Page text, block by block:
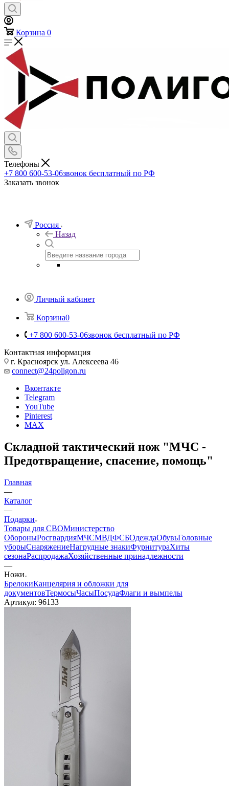
0
Телефоны
+7 800 600-53-06
Заказать звонок
Личный кабинет
Корзина0
+7 800 600-53-06
Контактная информация
г. Красноярск ул. Алексеева 46
connect@24poligon.ru
Вконтакте
Telegram
YouTube
MAX
Складной тактический нож "МЧС -
Предотвращение, спасение, помощь"
Главная
—
Каталог
—
Подарки
Товары для СВОМинистерство
ОбороныРосгвардияМЧСМВДФСБОдеждаОбувьГоловные
уборыСнаряжение
Канцелярия и обложки для
ТермосыЧасы
96133